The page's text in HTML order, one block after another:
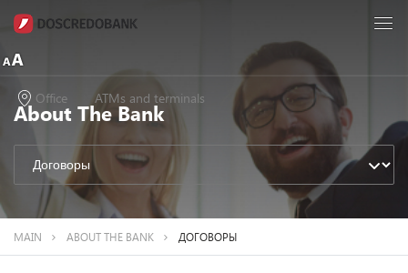
Office ATMs and terminals
About The Bank
MAIN ABOUT THE BANK ДОГОВОРЫ